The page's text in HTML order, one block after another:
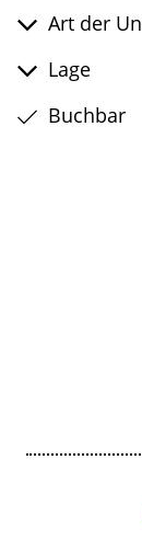
Art der
Lage
Buchbar